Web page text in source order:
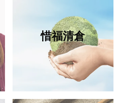
惜福清倉